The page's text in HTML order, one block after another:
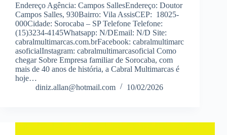
Endereço Agência: Campos SallesEndereço: Doutor
Campos Salles, 930Bairro: Vila AssisCEP: 18025-
000Cidade: Sorocaba – SP Telefone Telefone:
(15)3234-4145Whatsapp: N/DEmail: N/D Site:
cabralmultimarcas.com.brFacebook: cabralmultimarc
asoficialInstagram: cabralmultimarcasoficial Como
chegar Sobre Empresa familiar de Sorocaba, com
mais de 40 anos de história, a Cabral Multimarcas é
hoje…
diniz.allan@hotmail.com
10/02/2026